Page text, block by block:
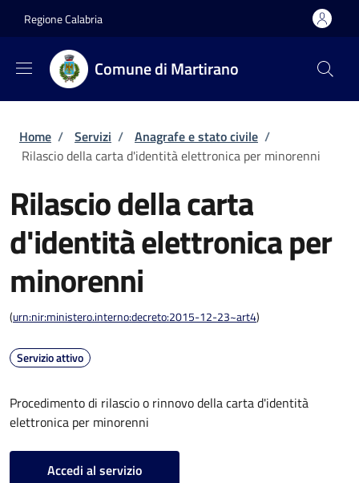
Regione Calabria
Comune di Martirano
Briciole di pane
Home / Servizi / Anagrafe e stato civile /
Rilascio della carta d'identità elettronica per minorenni
Rilascio della carta
d'identità elettronica per
minorenni
(urn:nir:ministero.interno:decreto:2015-12-23~art4)
Servizio attivo
Procedimento di rilascio o rinnovo della carta d'identità
elettronica per minorenni
Accedi al servizio